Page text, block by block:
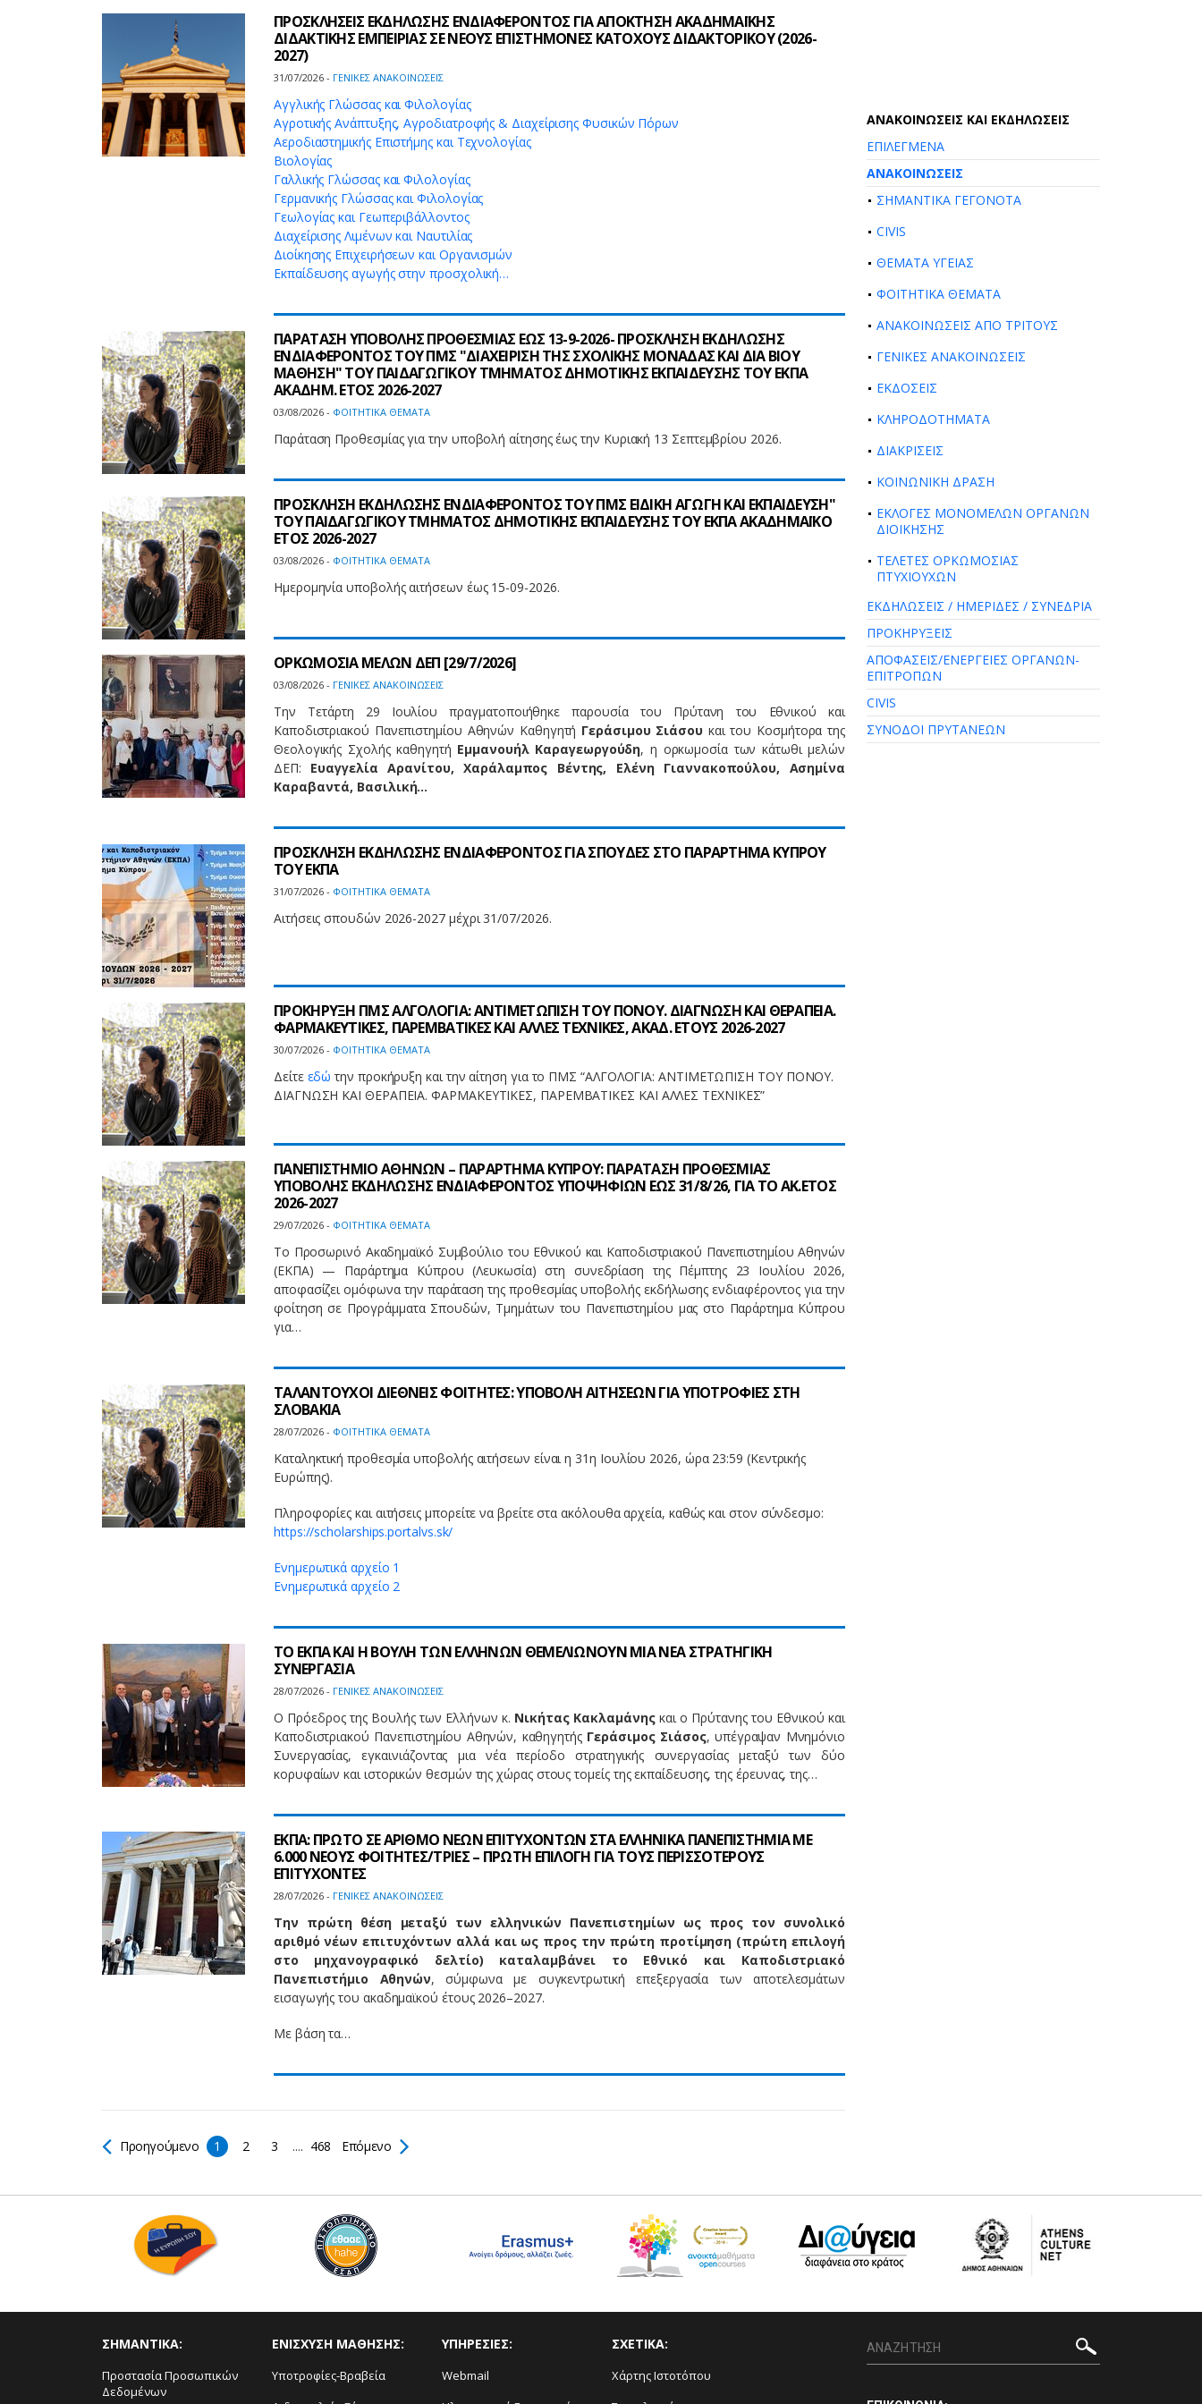
ΠΡΟΣΚΛΗΣΕΙΣ ΕΚΔΗΛΩΣΗΣ ΕΝΔΙΑΦΕΡΟΝΤΟΣ ΓΙΑ ΑΠΟΚΤΗΣΗ ΑΚΑΔΗΜΑΪΚΗΣ
ΔΙΔΑΚΤΙΚΗΣ ΕΜΠΕΙΡΙΑΣ ΣΕ ΝΕΟΥΣ ΕΠΙΣΤΗΜΟΝΕΣ ΚΑΤΟΧΟΥΣ ΔΙΔΑΚΤΟΡΙΚΟΥ (2026-
2027)
31/07/2026 - ΓΕΝΙΚΕΣ ΑΝΑΚΟΙΝΩΣΕΙΣ
Αγγλικής Γλώσσας και Φιλολογίας
Αγροτικής Ανάπτυξης, Αγροδιατροφής & Διαχείρισης Φυσικών Πόρων
Αεροδιαστημικής Επιστήμης και Τεχνολογίας
Βιολογίας
Γαλλικής Γλώσσας και Φιλολογίας
Γερμανικής Γλώσσας και Φιλολογίας
Γεωλογίας και Γεωπεριβάλλοντος
Διαχείρισης Λιμένων και Ναυτιλίας
Διοίκησης Επιχειρήσεων και Οργανισμών
Εκπαίδευσης αγωγής στην προσχολική…
ΠΑΡΑΤΑΣΗ ΥΠΟΒΟΛΗΣ ΠΡΟΘΕΣΜΙΑΣ ΕΩΣ 13-9-2026- ΠΡΟΣΚΛΗΣΗ ΕΚΔΗΛΩΣΗΣ
ΕΝΔΙΑΦΕΡΟΝΤΟΣ ΤΟΥ ΠΜΣ "ΔΙΑΧΕΙΡΙΣΗ ΤΗΣ ΣΧΟΛΙΚΗΣ ΜΟΝΑΔΑΣ ΚΑΙ ΔΙΑ ΒΙΟΥ
ΜΑΘΗΣΗ" ΤΟΥ ΠΑΙΔΑΓΩΓΙΚΟΥ ΤΜΗΜΑΤΟΣ ΔΗΜΟΤΙΚΗΣ ΕΚΠΑΙΔΕΥΣΗΣ ΤΟΥ ΕΚΠΑ
ΑΚΑΔΗΜ. ΕΤΟΣ 2026-2027
03/08/2026 - ΦΟΙΤΗΤΙΚΑ ΘΕΜΑΤΑ
Παράταση Προθεσμίας για την υποβολή αίτησης έως την Κυριακή 13 Σεπτεμβρίου 2026.
ΠΡΟΣΚΛΗΣΗ ΕΚΔΗΛΩΣΗΣ ΕΝΔΙΑΦΕΡΟΝΤΟΣ ΤΟΥ ΠΜΣ ΕΙΔΙΚΗ ΑΓΩΓΗ ΚΑΙ ΕΚΠΑΙΔΕΥΣΗ"
ΤΟΥ ΠΑΙΔΑΓΩΓΙΚΟΥ ΤΜΗΜΑΤΟΣ ΔΗΜΟΤΙΚΗΣ ΕΚΠΑΙΔΕΥΣΗΣ ΤΟΥ ΕΚΠΑ ΑΚΑΔΗΜΑΪΚΟ
ΕΤΟΣ 2026-2027
03/08/2026 - ΦΟΙΤΗΤΙΚΑ ΘΕΜΑΤΑ
Ημερομηνία υποβολής αιτήσεων έως 15-09-2026.
ΟΡΚΩΜΟΣΙΑ ΜΕΛΩΝ ΔΕΠ [29/7/2026]
03/08/2026 - ΓΕΝΙΚΕΣ ΑΝΑΚΟΙΝΩΣΕΙΣ
Την Τετάρτη 29 Ιουλίου πραγματοποιήθηκε παρουσία του Πρύτανη του Εθνικού και
Καποδιστριακού Πανεπιστημίου Αθηνών Καθηγητή Γεράσιμου Σιάσου και του Κοσμήτορα της
Θεολογικής Σχολής καθηγητή Εμμανουήλ Καραγεωργούδη, η ορκωμοσία των κάτωθι μελών
ΔΕΠ: Ευαγγελία Αρανίτου, Χαράλαμπος Βέντης, Ελένη Γιαννακοπούλου, Ασημίνα
Καραβαντά, Βασιλική…
ΠΡΟΣΚΛΗΣΗ ΕΚΔΗΛΩΣΗΣ ΕΝΔΙΑΦΕΡΟΝΤΟΣ ΓΙΑ ΣΠΟΥΔΕΣ ΣΤΟ ΠΑΡΑΡΤΗΜΑ ΚΥΠΡΟΥ
ΤΟΥ ΕΚΠΑ
31/07/2026 - ΦΟΙΤΗΤΙΚΑ ΘΕΜΑΤΑ
Αιτήσεις σπουδών 2026-2027 μέχρι 31/07/2026.
ΠΡΟΚΗΡΥΞΗ ΠΜΣ ΑΛΓΟΛΟΓΙΑ: ΑΝΤΙΜΕΤΩΠΙΣΗ ΤΟΥ ΠΟΝΟΥ. ΔΙΑΓΝΩΣΗ ΚΑΙ ΘΕΡΑΠΕΙΑ.
ΦΑΡΜΑΚΕΥΤΙΚΕΣ, ΠΑΡΕΜΒΑΤΙΚΕΣ ΚΑΙ ΑΛΛΕΣ ΤΕΧΝΙΚΕΣ, ΑΚΑΔ. ΕΤΟΥΣ 2026-2027
30/07/2026 - ΦΟΙΤΗΤΙΚΑ ΘΕΜΑΤΑ
Δείτε εδώ την προκήρυξη και την αίτηση για το ΠΜΣ “ΑΛΓΟΛΟΓΙΑ: ΑΝΤΙΜΕΤΩΠΙΣΗ ΤΟΥ ΠΟΝΟΥ.
ΔΙΑΓΝΩΣΗ ΚΑΙ ΘΕΡΑΠΕΙΑ. ΦΑΡΜΑΚΕΥΤΙΚΕΣ, ΠΑΡΕΜΒΑΤΙΚΕΣ ΚΑΙ ΑΛΛΕΣ ΤΕΧΝΙΚΕΣ”
ΠΑΝΕΠΙΣΤΗΜΙΟ ΑΘΗΝΩΝ – ΠΑΡΑΡΤΗΜΑ ΚΥΠΡΟΥ: ΠΑΡΑΤΑΣΗ ΠΡΟΘΕΣΜΙΑΣ
ΥΠΟΒΟΛΗΣ ΕΚΔΗΛΩΣΗΣ ΕΝΔΙΑΦΕΡΟΝΤΟΣ ΥΠΟΨΗΦΙΩΝ ΕΩΣ 31/8/26, ΓΙΑ ΤΟ ΑΚ.ΕΤΟΣ
2026-2027
29/07/2026 - ΦΟΙΤΗΤΙΚΑ ΘΕΜΑΤΑ
Το Προσωρινό Ακαδημαϊκό Συμβούλιο του Εθνικού και Καποδιστριακού Πανεπιστημίου Αθηνών
(ΕΚΠΑ) — Παράρτημα Κύπρου (Λευκωσία) στη συνεδρίαση της Πέμπτης 23 Ιουλίου 2026,
αποφασίζει ομόφωνα την παράταση της προθεσμίας υποβολής εκδήλωσης ενδιαφέροντος για την
φοίτηση σε Προγράμματα Σπουδών, Τμημάτων του Πανεπιστημίου μας στο Παράρτημα Κύπρου
για…
ΤΑΛΑΝΤΟΥΧΟΙ ΔΙΕΘΝΕΙΣ ΦΟΙΤΗΤΕΣ: ΥΠΟΒΟΛΗ ΑΙΤΗΣΕΩΝ ΓΙΑ ΥΠΟΤΡΟΦΙΕΣ ΣΤΗ
ΣΛΟΒΑΚΙΑ
28/07/2026 - ΦΟΙΤΗΤΙΚΑ ΘΕΜΑΤΑ
Καταληκτική προθεσμία υποβολής αιτήσεων είναι η 31η Ιουλίου 2026, ώρα 23:59 (Κεντρικής
Ευρώπης).
Πληροφορίες και αιτήσεις μπορείτε να βρείτε στα ακόλουθα αρχεία, καθώς και στον σύνδεσμο:
https://scholarships.portalvs.sk/
Ενημερωτικά αρχείο 1
Ενημερωτικά αρχείο 2
ΤΟ ΕΚΠΑ ΚΑΙ Η ΒΟΥΛΗ ΤΩΝ ΕΛΛΗΝΩΝ ΘΕΜΕΛΙΩΝΟΥΝ ΜΙΑ ΝΕΑ ΣΤΡΑΤΗΓΙΚΗ
ΣΥΝΕΡΓΑΣΙΑ
28/07/2026 - ΓΕΝΙΚΕΣ ΑΝΑΚΟΙΝΩΣΕΙΣ
Ο Πρόεδρος της Βουλής των Ελλήνων κ. Νικήτας Κακλαμάνηςκαι ο Πρύτανης του Εθνικού και
Καποδιστριακού Πανεπιστημίου Αθηνών, καθηγητής Γεράσιμος Σιάσος, υπέγραψαν Μνημόνιο
Συνεργασίας, εγκαινιάζοντας μια νέα περίοδο στρατηγικής συνεργασίας μεταξύ των δύο
κορυφαίων και ιστορικών θεσμών της χώρας στους τομείς της εκπαίδευσης, της έρευνας, της…
ΕΚΠΑ: ΠΡΩΤΟ ΣΕ ΑΡΙΘΜΟ ΝΕΩΝ ΕΠΙΤΥΧΟΝΤΩΝ ΣΤΑ ΕΛΛΗΝΙΚΑ ΠΑΝΕΠΙΣΤΗΜΙΑ ΜΕ
6.000 ΝΕΟΥΣ ΦΟΙΤΗΤΕΣ/ΤΡΙΕΣ – ΠΡΩΤΗ ΕΠΙΛΟΓΗ ΓΙΑ ΤΟΥΣ ΠΕΡΙΣΣΟΤΕΡΟΥΣ
ΕΠΙΤΥΧΟΝΤΕΣ
28/07/2026 - ΓΕΝΙΚΕΣ ΑΝΑΚΟΙΝΩΣΕΙΣ
Την πρώτη θέση μεταξύ των ελληνικών Πανεπιστημίων ως προς τον συνολικό
αριθμό νέων επιτυχόντων αλλά και ως προς την πρώτη προτίμηση (πρώτη επιλογή
στο μηχανογραφικό δελτίο) καταλαμβάνει το Εθνικό και Καποδιστριακό
Πανεπιστήμιο Αθηνών, σύμφωνα με συγκεντρωτική επεξεργασία των αποτελεσμάτων
εισαγωγής του ακαδημαϊκού έτους 2026–2027.
Με βάση τα…
Προηγούμενο 1 2 3 .... 468 Επόμενο
AΝΑΚΟΙΝΩΣΕΙΣ ΚΑΙ ΕΚΔΗΛΩΣΕΙΣ
ΕΠΙΛΕΓΜΕΝΑ
ΑΝΑΚΟΙΝΩΣΕΙΣ
ΣΗΜΑΝΤΙΚΑ ΓΕΓΟΝΟΤΑ
CIVIS
ΘΕΜΑΤΑ ΥΓΕΙΑΣ
ΦΟΙΤΗΤΙΚΑ ΘΕΜΑΤΑ
ΑΝΑΚΟΙΝΩΣΕΙΣ ΑΠΟ ΤΡΙΤΟΥΣ
ΓΕΝΙΚΕΣ ΑΝΑΚΟΙΝΩΣΕΙΣ
ΕΚΔΟΣΕΙΣ
ΚΛΗΡΟΔΟΤΗΜΑΤΑ
ΔΙΑΚΡΙΣΕΙΣ
ΚΟΙΝΩΝΙΚΗ ΔΡΑΣΗ
ΕΚΛΟΓΕΣ ΜΟΝΟΜΕΛΩΝ ΟΡΓΑΝΩΝ
ΔΙΟΙΚΗΣΗΣ
ΤΕΛΕΤΕΣ ΟΡΚΩΜΟΣΙΑΣ
ΠΤΥΧΙΟΥΧΩΝ
ΕΚΔΗΛΩΣΕΙΣ / ΗΜΕΡΙΔΕΣ / ΣΥΝΕΔΡΙΑ
ΠΡΟΚΗΡΥΞΕΙΣ
ΑΠΟΦΑΣΕΙΣ/ΕΝΕΡΓΕΙΕΣ ΟΡΓΑΝΩΝ-
ΕΠΙΤΡΟΠΩΝ
CIVIS
ΣΥΝΟΔΟΙ ΠΡΥΤΑΝΕΩΝ
ΣΗΜΑΝΤΙΚΑ:
Προστασία Προσωπικών
Δεδομένων
ΕΝΙΣΧΥΣΗ ΜΑΘΗΣΗΣ:
Υποτροφίες-Βραβεία
ΥΠΗΡΕΣΙΕΣ:
Webmail
ΣΧΕΤΙΚΑ:
Χάρτης Ιστοτόπου